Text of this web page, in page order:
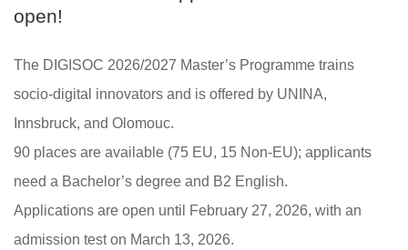
open!
The DIGISOC 2026/2027 Master’s Programme trains
socio-digital innovators and is offered by UNINA,
Innsbruck, and Olomouc.
90 places are available (75 EU, 15 Non-EU); applicants
need a Bachelor’s degree and B2 English.
Applications are open until February 27, 2026, with an
admission test on March 13, 2026.